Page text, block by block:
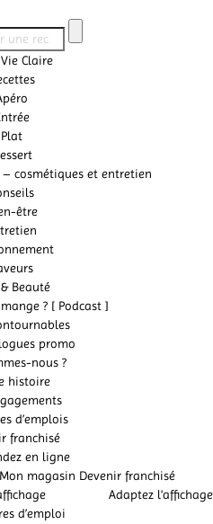
Plat
– cosmétiques et entretien
être
Beauté
mange ? [ Podcast ]
promo
nous ?
histoire
d’emplois
franchisé
en ligne
Mon magasin Devenir franchisé
Adaptez l'affichage
d’emploi